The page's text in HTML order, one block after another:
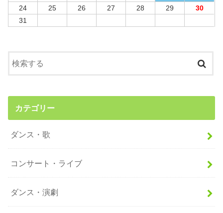
24
25 26 27 28 29
30
31
カテゴリー
ダンス・歌
コンサート・ライブ
ダンス・演劇